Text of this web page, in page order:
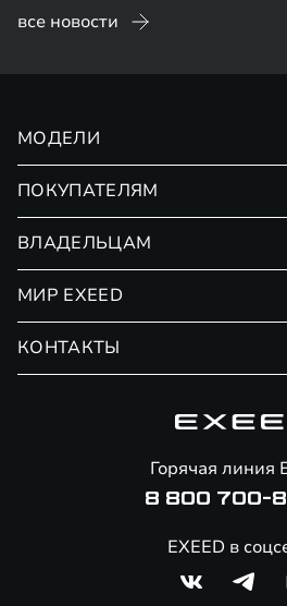
все новости
МОДЕЛИ
ПОКУПАТЕЛЯМ
Страхование
ВЛАДЕЛЬЦАМ
Сервис
Помощь на дорогах
МИР EXEED
КОНТАКТЫ
Горячая линия
8 800 700-
EXEED в